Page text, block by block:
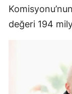
değeri 194